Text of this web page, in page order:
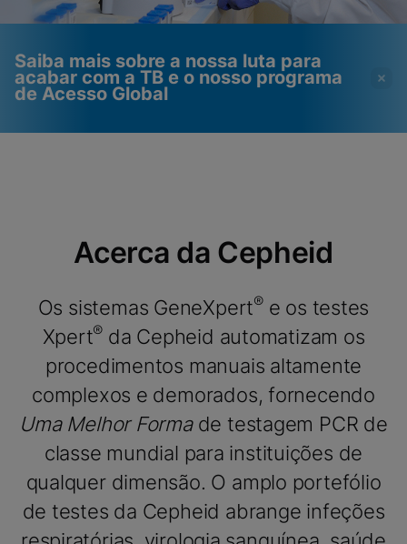
Saiba mais sobre a nossa luta para
acabar com a TB e o nosso programa
de Acesso Global
funcionais atualizará essas
configurações para todos os cookies
Visualizar política de privacidade
Visualizar política de privacidade
Acerca da Cepheid
Os sistemas GeneXpert®e os testes
Xpert® da Cepheid automatizam os
procedimentos manuais altamente
complexos e demorados, fornecendo
Uma Melhor Formade testagem PCR de
classe mundial para instituições de
qualquer dimensão. O amplo portefólio
de testes da Cepheid abrange infeções